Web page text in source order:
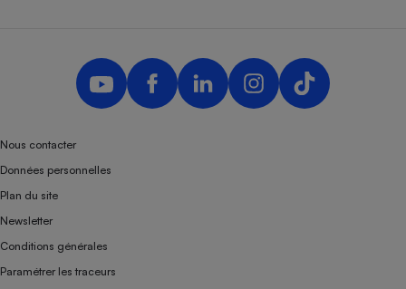
Nous contacter
Données personnelles
Plan du site
Newsletter
Conditions générales
Paramétrer les traceurs